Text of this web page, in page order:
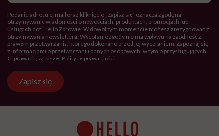
Podanie adresu e-mail oraz kliknięcie „Zapisz się” oznacza zgodę na
otrzymywanie wiadomości o nowościach, produktach, promocjach lub
usługach dot. Hello Zdrowie. W dowolnym momencie możesz zrezygnować z
otrzymywania newslettera. Wycofanie zgody nie ma wpływu na zgodność z
prawem przetwarzania, którego dokonano przed jej wycofaniem. Zapoznaj się
z informacjami o przetwarzaniu danych osobowych, w tym o przysługujących
Ci prawach, w naszej Polityce prywatności.
Zapisz się